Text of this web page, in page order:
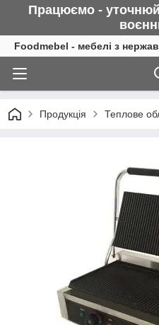
Працюємо -
Foodmebel - мебелі з
Продукція Теплове